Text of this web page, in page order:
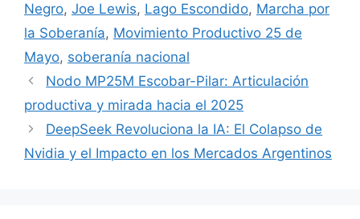
Negro, Joe Lewis, Lago Escondido, Marcha por
la Soberanía, Movimiento Productivo 25 de
Mayo, soberanía nacional
Nodo MP25M Escobar-Pilar: Articulación
productiva y mirada hacia el 2025
DeepSeek Revoluciona la IA: El Colapso de
Nvidia y el Impacto en los Mercados Argentinos